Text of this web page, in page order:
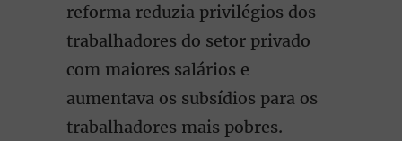
reforma reduzia privilégios dos
trabalhadores do setor privado
com maiores salários e
aumentava os subsídios para os
trabalhadores mais pobres.